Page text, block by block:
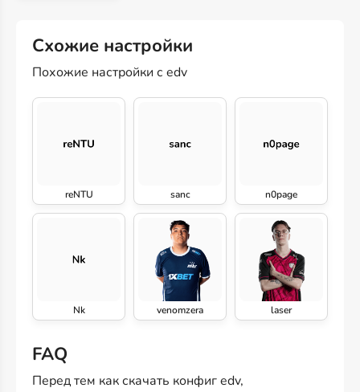
Схожие настройки
Похожие настройки с edv
reNTU sanc n0page
Nk venomzera laser
FAQ
Перед тем как скачать конфиг edv,